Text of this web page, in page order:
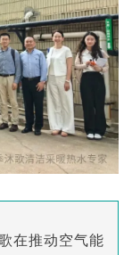
在推动空气能